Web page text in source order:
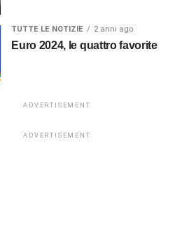
TUTTE LE NOTIZIE 2 anni ago
Euro 2024, le quattro favorite
ADVERTISEMENT
ADVERTISEMENT